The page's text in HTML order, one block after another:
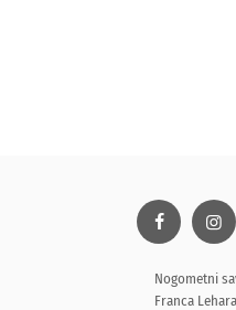
Nogometni
Franca